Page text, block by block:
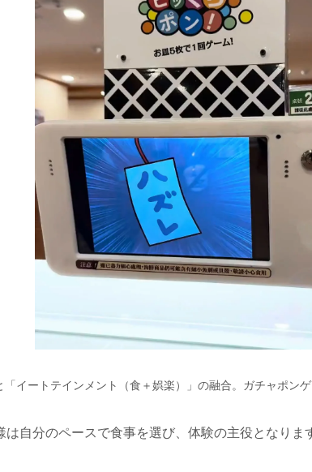
イートテインメント（食＋娯楽）」の融合。ガチャポンゲ
自分のペースで食事を選び、体験の主役となり